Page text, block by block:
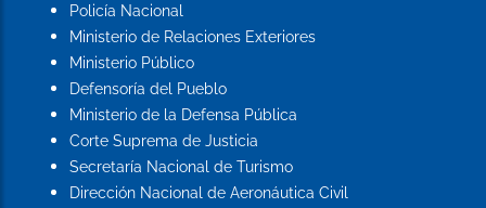
Policía Nacional
Ministerio de Relaciones Exteriores
Ministerio Público
Defensoría del Pueblo
Ministerio de la Defensa Pública
Corte Suprema de Justicia
Secretaría Nacional de Turismo
Dirección Nacional de Aeronáutica Civil